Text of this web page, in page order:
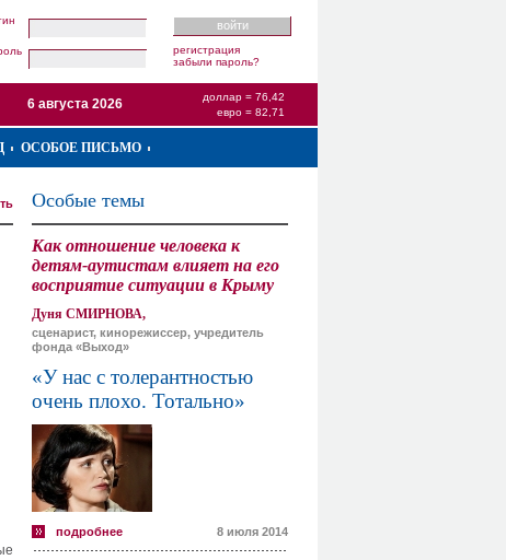
регистрация
забыли пароль?
доллар = 76,42
евро = 82,71
6 августа 2026
ОСОБОЕ ПИСЬМО
Особые темы
Как отношение человека к
детям-аутистам влияет на его
восприятие ситуации в Крыму
Дуня СМИРНОВА,
сценарист, кинорежиссер, учредитель
фонда «Выход»
«У нас с толерантностью
очень плохо. Тотально»
подробнее 8 июля 2014